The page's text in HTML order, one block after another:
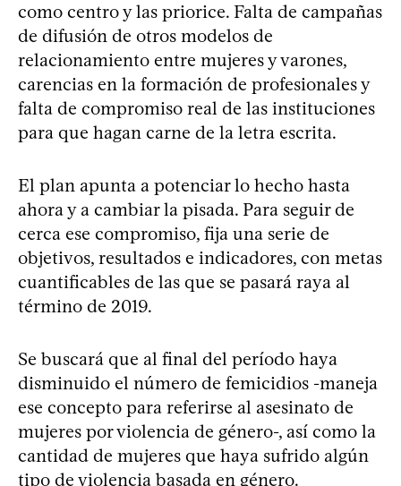
como centro y las priorice. Falta de campañas
de difusión de otros modelos de
relacionamiento entre mujeres y varones,
carencias en la formación de profesionales y
falta de compromiso real de las instituciones
para que hagan carne de la letra escrita.
El plan apunta a potenciar lo hecho hasta
ahora y a cambiar la pisada. Para seguir de
cerca ese compromiso, fija una serie de
objetivos, resultados e indicadores, con metas
cuantificables de las que se pasará raya al
término de 2019.
Se buscará que al final del período haya
disminuido el número de femicidios -maneja
ese concepto para referirse al asesinato de
mujeres por violencia de género-, así como la
cantidad de mujeres que haya sufrido algún
tipo de violencia basada en género.